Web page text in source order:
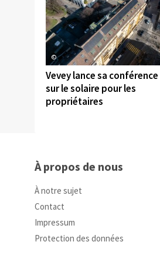
©
Vevey lance sa conférence
sur le solaire pour les
propriétaires
À propos de nous
À notre sujet
Contact
Impressum
Protection des données